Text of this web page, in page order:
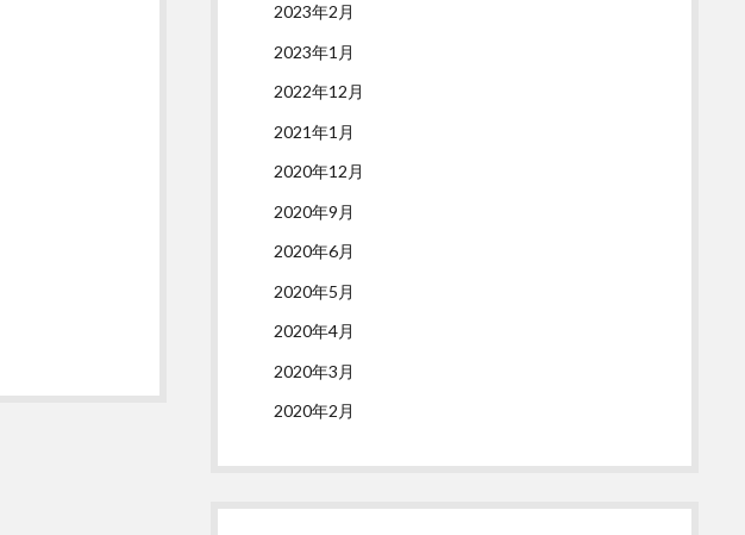
2023年2月
2023年1月
2022年12月
2021年1月
2020年12月
2020年9月
2020年6月
2020年5月
2020年4月
2020年3月
2020年2月